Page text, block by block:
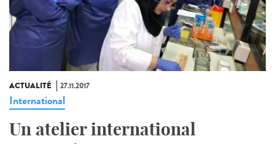
ACTUALITÉ 27.11.2017
International
Un atelier international